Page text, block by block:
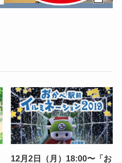
12月2日（月）18:00〜「お